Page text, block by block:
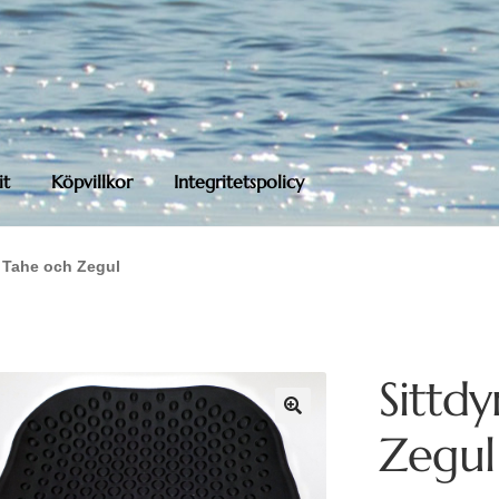
Köpvillkor Integritetspolicy
och Zegul
Zegul